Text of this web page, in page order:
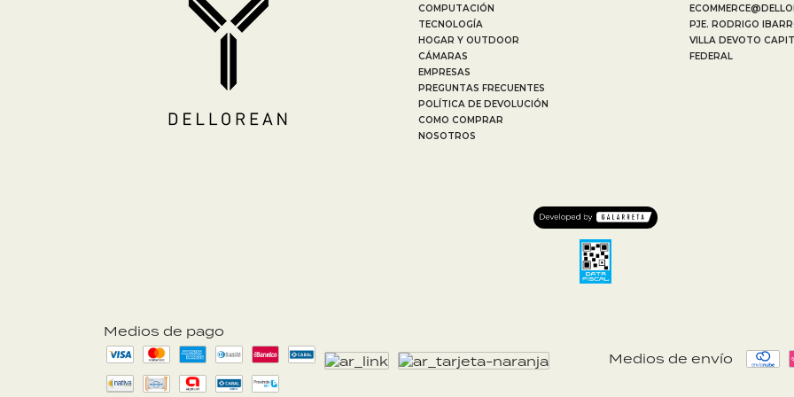
Medios de pago
Medios de envío
PJE. RODRIGO
VILLA DEVOTO
FEDERAL
COMPUTACIÓN
TECNOLOGÍA
HOGAR Y OUTDOOR
CÁMARAS
EMPRESAS
PREGUNTAS FRECUENTES
POLÍTICA DE DEVOLUCIÓN
COMO COMPRAR
NOSOTROS